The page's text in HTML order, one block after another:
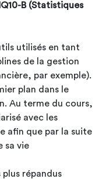
B (Statistiques
utilisés en tant
de la gestion
par exemple).
plan dans le
Au terme du cours,
avec les
afin que par la suite
sa vie
répandus